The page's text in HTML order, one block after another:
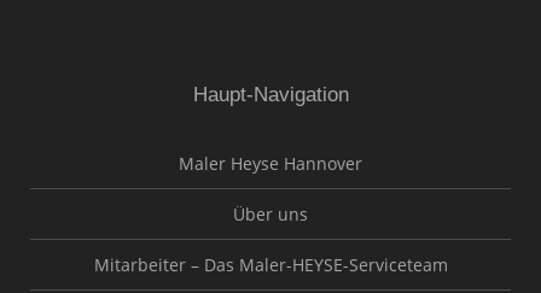
Haupt-Navigation
Maler Heyse Hannover
Über uns
Mitarbeiter – Das Maler-HEYSE-Serviceteam